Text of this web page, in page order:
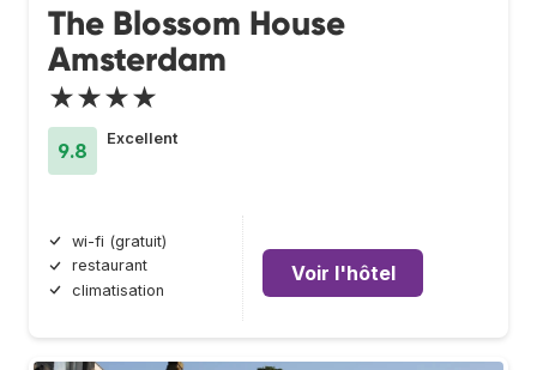
The Blossom House
Amsterdam
★★★★
9.8
Excellent
wi-fi (gratuit)
restaurant
climatisation
Voir l'hôtel